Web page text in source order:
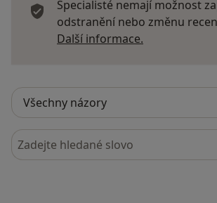
Výcvik v Gestaltpsychoterapii (IGT a
Transakční analýza jako metoda
Výcvik v krizové intervenci (Remedium
Kurz dramaterapie (Katedra speciální
Pedagogické fakulty Univerzity
Specializační seminář k projektivním
Specialisté nemají možnost
odstranění nebo změnu
Další informace.
Hledejte v názorech